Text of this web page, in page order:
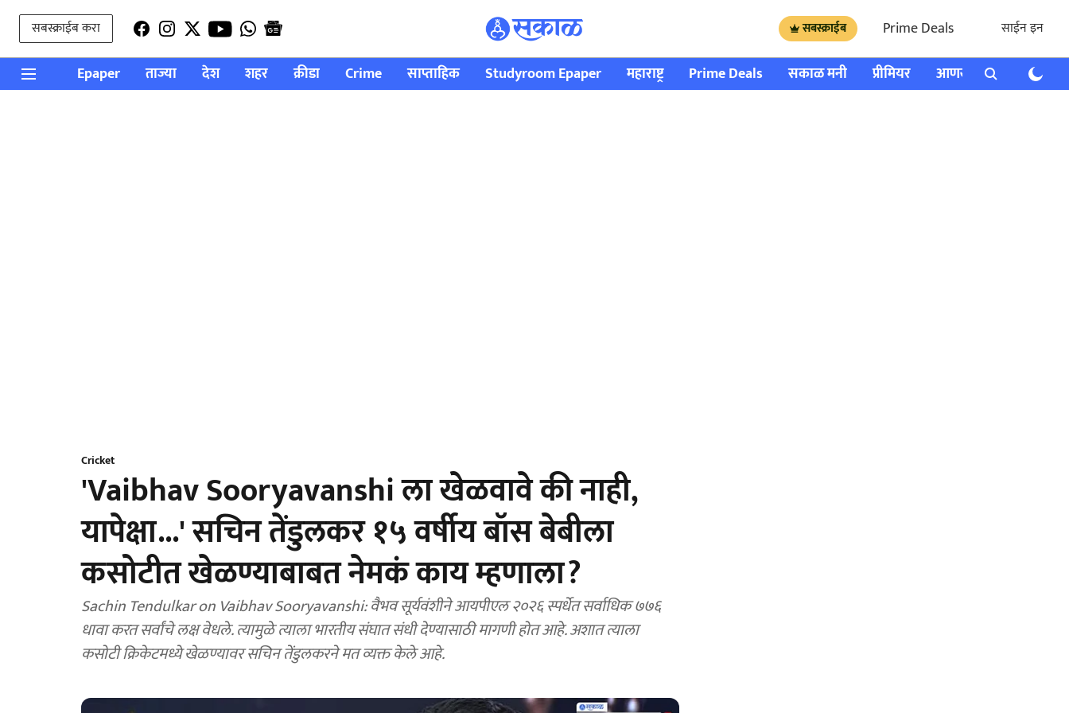
सबस्क्राईब करा सबस्क्राईब Prime Deals साईन इन
Epaper ताज्या देश शहर क्रीडा Crime साप्ताहिक Studyroom Epaper महाराष्ट्र Prime Deals सकाळ मनी प्रीमियर आणखी राशी भविष्य
Cricket
'Vaibhav Sooryavanshi ला खेळवावे की नाही,
यापेक्षा...' सचिन तेंडुलकर १५ वर्षीय बॉस बेबीला
कसोटीत खेळण्याबाबत नेमकं काय म्हणाला?
Sachin Tendulkar on Vaibhav Sooryavanshi: वैभव सूर्यवंशीने आयपीएल २०२६ स्पर्धेत सर्वाधिक ७७६
धावा करत सर्वांचे लक्ष वेधले. त्यामुळे त्याला भारतीय संघात संधी देण्यासाठी मागणी होत आहे. अशात त्याला
कसोटी क्रिकेटमध्ये खेळण्यावर सचिन तेंडुलकरने मत व्यक्त केले आहे.